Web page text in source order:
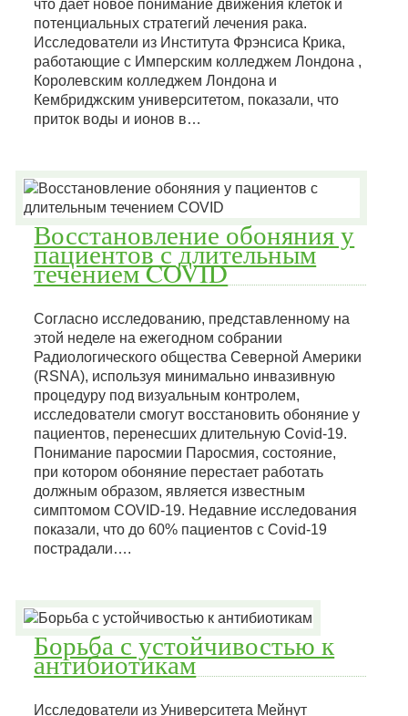
что дает новое понимание движения клеток и
потенциальных стратегий лечения рака.
Исследователи из Института Фрэнсиса Крика,
работающие с Имперским колледжем Лондона ,
Королевским колледжем Лондона и
Кембриджским университетом, показали, что
приток воды и ионов в…
Восстановление обоняния у
пациентов с длительным
течением COVID
Согласно исследованию, представленному на
этой неделе на ежегодном собрании
Радиологического общества Северной Америки
(RSNA), используя минимально инвазивную
процедуру под визуальным контролем,
исследователи смогут восстановить обоняние у
пациентов, перенесших длительную Covid-19.
Понимание паросмии Паросмия, состояние,
при котором обоняние перестает работать
должным образом, является известным
симптомом COVID-19. Недавние исследования
показали, что до 60% пациентов с Covid-19
пострадали….
Борьба с устойчивостью к
антибиотикам
Исследователи из Университета Мейнут